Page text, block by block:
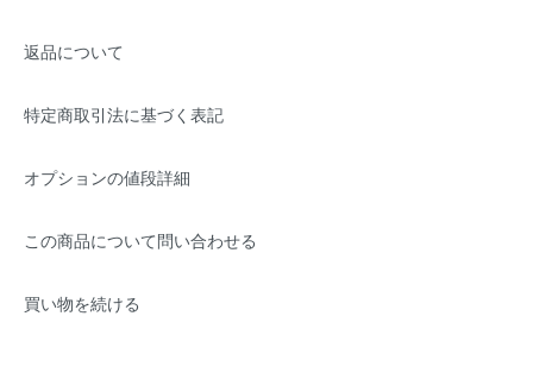
返品について
特定商取引法に基づく表記
オプションの値段詳細
この商品について問い合わせる
買い物を続ける